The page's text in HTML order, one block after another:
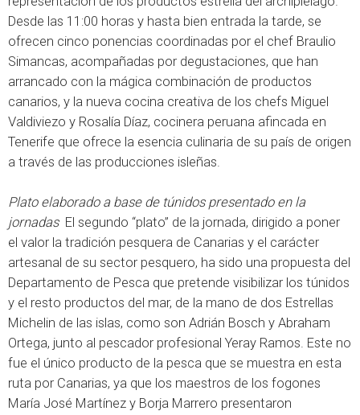
Desde las 11:00 horas y hasta bien entrada la tarde, se
ofrecen cinco ponencias coordinadas por el chef Braulio
Simancas, acompañadas por degustaciones, que han
arrancado con la mágica combinación de productos
canarios, y la nueva cocina creativa de los chefs Miguel
Valdiviezo y Rosalía Díaz, cocinera peruana afincada en
Tenerife que ofrece la esencia culinaria de su país de origen
a través de las producciones isleñas.
Plato elaborado a base de túnidos presentado en la
jornadas El segundo “plato” de la jornada, dirigido a poner
el valor la tradición pesquera de Canarias y el carácter
artesanal de su sector pesquero, ha sido una propuesta del
Departamento de Pesca que pretende visibilizar los túnidos
y el resto productos del mar, de la mano de dos Estrellas
Michelin de las islas, como son Adrián Bosch y Abraham
Ortega, junto al pescador profesional Yeray Ramos. Este no
fue el único producto de la pesca que se muestra en esta
ruta por Canarias, ya que los maestros de los fogones
María José Martínez y Borja Marrero presentaron